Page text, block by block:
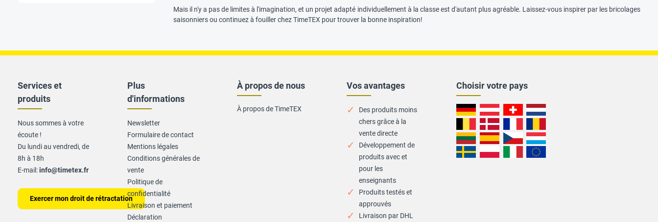
Mais il n'y a pas de limites à l'imagination, et un projet adapté individuellement à la classe est d'autant plus agréable. Laissez-vous inspirer par les bricolages
saisonniers ou continuez à fouiller chez TimeTEX pour trouver la bonne inspiration!
Vos avantages
Des produits moins
chers grâce à la
vente directe
Développement de
produits avec et
pour les
enseignants
Produits testés et
approuvés
Livraison par DHL
Choisir votre pays
À propos de nous
À propos de TimeTEX
Services et
produits
Nous sommes à votre
écoute !
Du lundi au vendredi, de
8h à 18h
E-mail:info@timetex.fr
Exercer mon droit de rétractation
Plus
d'informations
Newsletter
Formulaire de contact
Mentions légales
Conditions générales de
vente
Politique de
confidentialité
Livraison et paiement
Déclaration